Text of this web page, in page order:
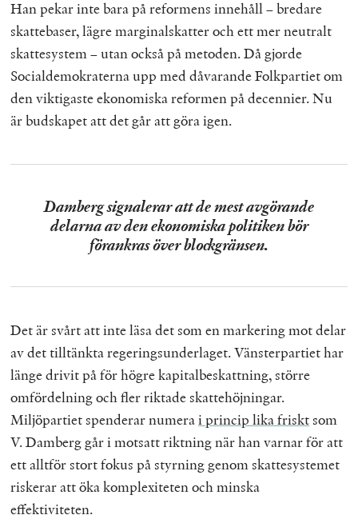
Han pekar inte bara på reformens innehåll – bredare
skattebaser, lägre marginalskatter och ett mer neutralt
skattesystem – utan också på metoden. Då gjorde
Socialdemokraterna upp med dåvarande Folkpartiet om
den viktigaste ekonomiska reformen på decennier. Nu
är budskapet att det går att göra igen.
Damberg signalerar att de mest avgörande
delarna av den ekonomiska politiken bör
förankras över blockgränsen.
Det är svårt att inte läsa det som en markering mot delar
av det tilltänkta regeringsunderlaget. Vänsterpartiet har
länge drivit på för högre kapitalbeskattning, större
omfördelning och fler riktade skattehöjningar.
Miljöpartiet spenderar numerai princip lika friskt som
V. Damberg går i motsatt riktning när han varnar för att
ett alltför stort fokus på styrning genom skattesystemet
riskerar att öka komplexiteten och minska
effektiviteten.